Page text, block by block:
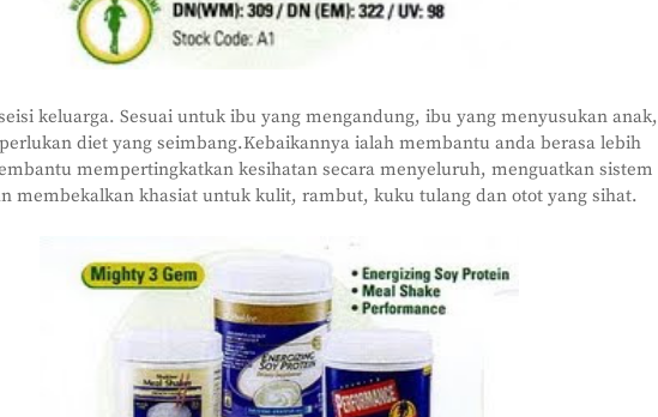
keluarga. Sesuai untuk ibu yang mengandung, ibu yang menyusukan anak,
diet yang seimbang.Kebaikannya ialah membantu anda berasa lebih
mempertingkatkan kesihatan secara menyeluruh, menguatkan sistem
membekalkan khasiat untuk kulit, rambut, kuku tulang dan otot yang sihat.